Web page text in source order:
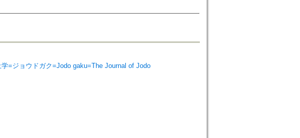
=ジョウドガク=Jodo gaku=The Journal of Jodo